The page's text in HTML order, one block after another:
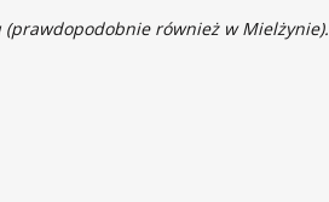
również w Mielżynie).